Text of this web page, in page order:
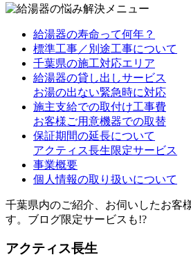
給湯器の寿命って何年？
標準工事／別途工事について
千葉県の施工対応エリア
給湯器の貸し出しサービス
お湯の出ない緊急時に対応
施主支給での取付け工事費
お客様ご用意機器での取替
保証期間の延長について
アクティス長生限定サービス
事業概要
個人情報の取り扱いについて
千葉県内のご紹介、お伺いしたお客
す。ブログ限定サービスも!?
アクティス長生